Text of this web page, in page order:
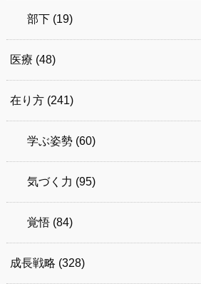
部下 (19)
医療 (48)
在り方 (241)
学ぶ姿勢 (60)
気づく力 (95)
覚悟 (84)
成長戦略 (328)